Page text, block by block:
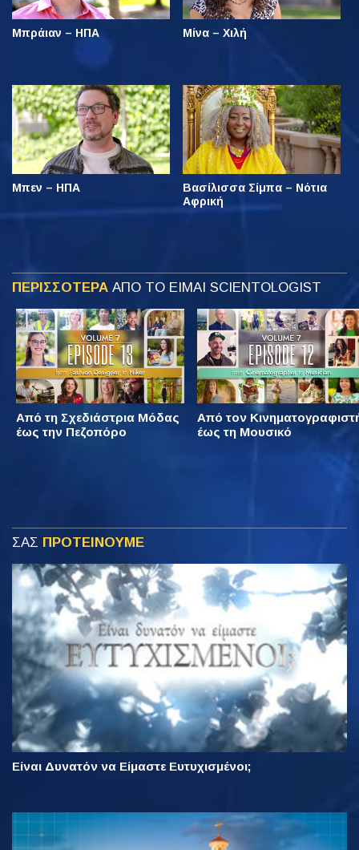
Μπράιαν – ΗΠΑ Μίνα – Χιλή
Μπεν – ΗΠΑ
Βασίλισσα Σίμπα – Νότια
Αφρική
ΠΕΡΙΣΣΟΤΕΡΑ ΑΠΟ ΤΟ ΕΙΜΑΙ SCIENTOLOGIST
Από τη Σχεδιάστρια Μόδας
έως την Πεζοπόρο
Από τον
έως τη Μουσικό
ΣΑΣ ΠΡΟΤΕΙΝΟΥΜΕ
Είναι Δυνατόν να Είμαστε Ευτυχισμένοι;